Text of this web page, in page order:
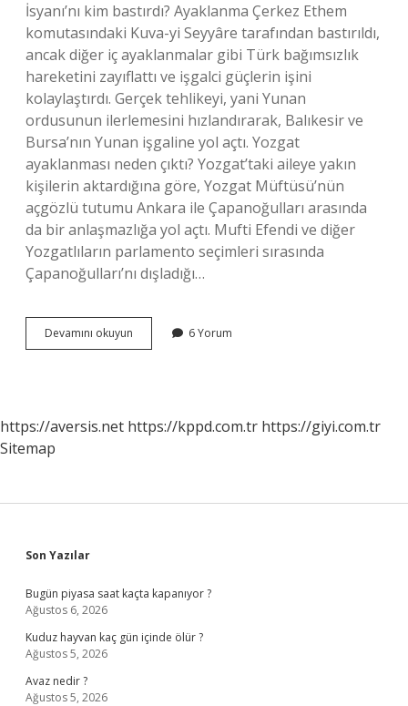
İsyanı’nı kim bastırdı? Ayaklanma Çerkez Ethem
komutasındaki Kuva-yi Seyyâre tarafından bastırıldı,
ancak diğer iç ayaklanmalar gibi Türk bağımsızlık
hareketini zayıflattı ve işgalci güçlerin işini
kolaylaştırdı. Gerçek tehlikeyi, yani Yunan
ordusunun ilerlemesini hızlandırarak, Balıkesir ve
Bursa’nın Yunan işgaline yol açtı. Yozgat
ayaklanması neden çıktı? Yozgat’taki aileye yakın
kişilerin aktardığına göre, Yozgat Müftüsü’nün
açgözlü tutumu Ankara ile Çapanoğulları arasında
da bir anlaşmazlığa yol açtı. Mufti Efendi ve diğer
Yozgatlıların parlamento seçimleri sırasında
Çapanoğulları’nı dışladığı…
Devamını okuyun Çapanoğlu
Isyanı
6 Yorum
https://aversis.net https://kppd.com.tr https://giyi.com.tr
Sitemap
Sidebar
Son Yazılar
Bugün piyasa saat kaçta kapanıyor ?
Ağustos 6, 2026
Kuduz hayvan kaç gün içinde ölür ?
Ağustos 5, 2026
Avaz nedir ?
Ağustos 5, 2026